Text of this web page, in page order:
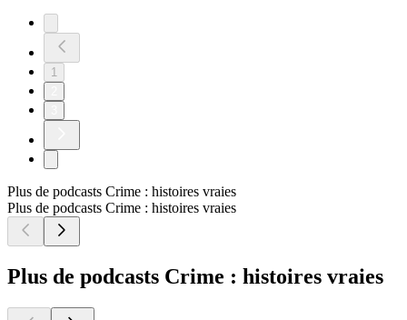
1
Plus de podcasts Crime : histoires vraies
Plus de podcasts Crime : histoires vraies
Plus de podcasts Crime : histoires vraies